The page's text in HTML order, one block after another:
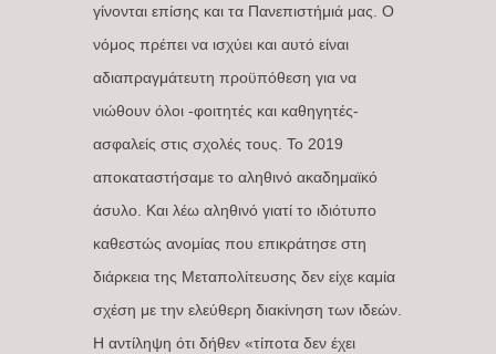
γίνονται επίσης και τα Πανεπιστήμιά μας. Ο
νόμος πρέπει να ισχύει και αυτό είναι
αδιαπραγμάτευτη προϋπόθεση για να
νιώθουν όλοι -φοιτητές και καθηγητές-
ασφαλείς στις σχολές τους. Το 2019
αποκαταστήσαμε το αληθινό ακαδημαϊκό
άσυλο. Και λέω αληθινό γιατί το ιδιότυπο
καθεστώς ανομίας που επικράτησε στη
διάρκεια της Μεταπολίτευσης δεν είχε καμία
σχέση με την ελεύθερη διακίνηση των ιδεών.
Η αντίληψη ότι δήθεν «τίποτα δεν έχει